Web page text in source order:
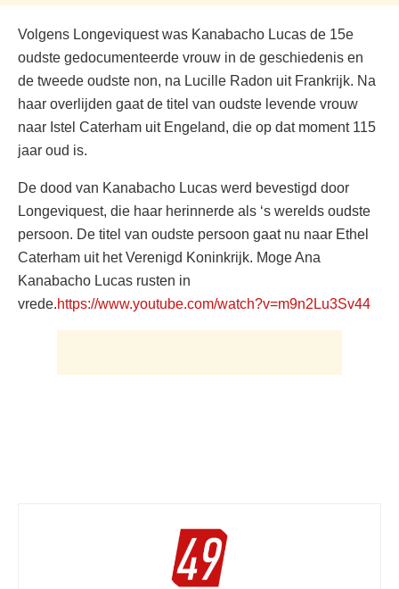
Volgens Longeviquest was Kanabacho Lucas de 15e
oudste gedocumenteerde vrouw in de geschiedenis en
de tweede oudste non, na Lucille Radon uit Frankrijk. Na
haar overlijden gaat de titel van oudste levende vrouw
naar Istel Caterham uit Engeland, die op dat moment 115
jaar oud is.
De dood van Kanabacho Lucas werd bevestigd door
Longeviquest, die haar herinnerde als ‘s werelds oudste
persoon. De titel van oudste persoon gaat nu naar Ethel
Caterham uit het Verenigd Koninkrijk. Moge Ana
Kanabacho Lucas rusten in
vrede.https://www.youtube.com/watch?v=m9n2Lu3Sv44